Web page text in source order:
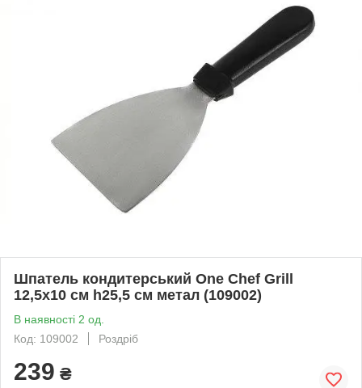
Шпатель кондитерський One Chef Grill
12,5х10 см h25,5 см метал (109002)
В наявності 2 од.
Код: 109002
Роздріб
239 ₴